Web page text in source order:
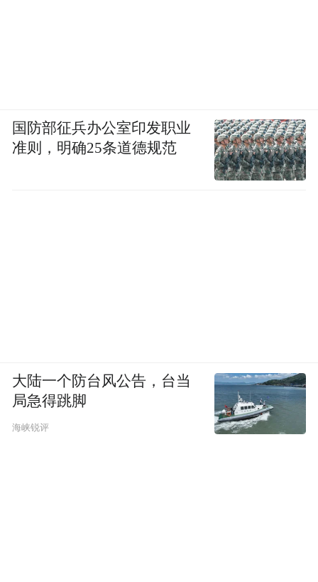
国防部征兵办公室印发职业
准则，明确25条道德规范
大陆一个防台风公告，台当
局急得跳脚
海峡锐评